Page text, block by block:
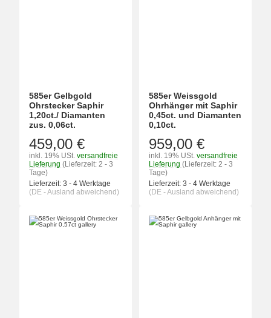
585er Gelbgold
Ohrstecker Saphir
1,20ct./ Diamanten
zus. 0,06ct.
459,00 €
inkl. 19% USt. versandfreie
Lieferung (Lieferzeit: 2 - 3
Tage)
Lieferzeit: 3 - 4 Werktage
(DE - Ausland abweichend)
585er Weissgold
Ohrhänger mit Saphir
0,45ct. und Diamanten
0,10ct.
959,00 €
inkl. 19% USt. versandfreie
Lieferung (Lieferzeit: 2 - 3
Tage)
Lieferzeit: 3 - 4 Werktage
(DE - Ausland abweichend)